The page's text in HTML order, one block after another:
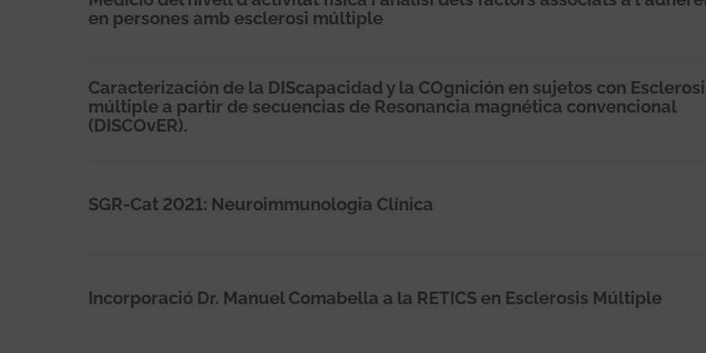
en persones amb esclerosi múltiple
Caracterización de la DIScapacidad y la COgnición en sujetos con
múltiple a partir de secuencias de Resonancia magnética convencional
(DISCOvER).
SGR-Cat 2021: Neuroimmunologia Clínica
Incorporació Dr. Manuel Comabella a la RETICS en Esclerosis Múltiple